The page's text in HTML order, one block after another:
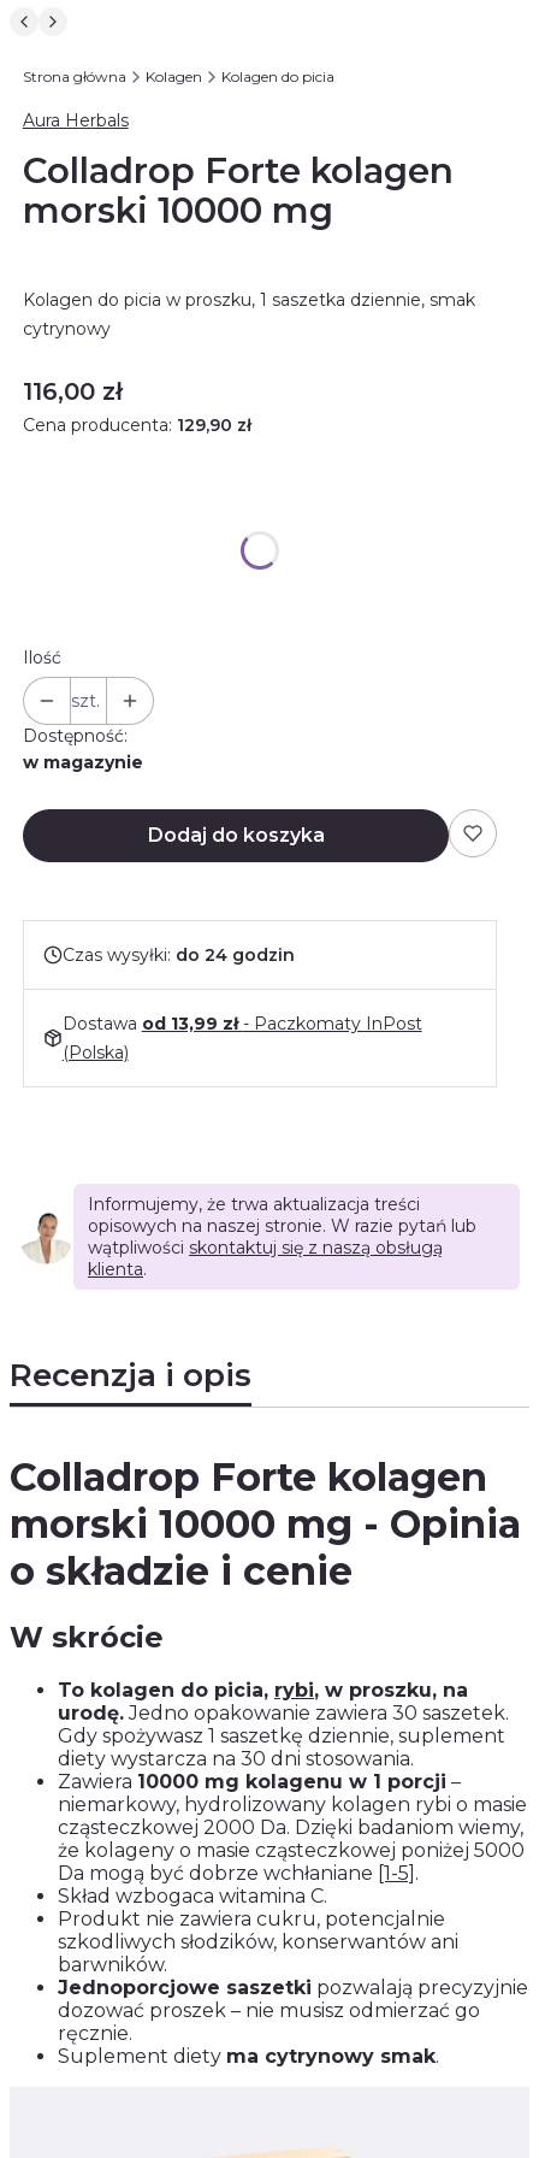
Strona główna Kolagen Kolagen do picia
Aura Herbals
Colladrop Forte kolagen
morski 10000 mg
Kolagen do picia w proszku, 1 saszetka dziennie, smak
cytrynowy
Cena
116,00 zł
Cena producenta: 129,90 zł
Ilość
szt.
Dostępność:
w magazynie
Dodaj do koszyka
Czas wysyłki: do 24 godzin
Dostawa od 13,99 zł- Paczkomaty InPost
(Polska)
Informujemy, że trwa aktualizacja treści
opisowych na naszej stronie. W razie pytań lub
wątpliwości skontaktuj się z naszą obsługą
klienta.
Recenzja i opis
Colladrop Forte kolagen
morski 10000 mg - Opinia
o składzie i cenie
W skrócie
To kolagen do picia, rybi, w proszku, na
urodę.Jedno opakowanie zawiera 30 saszetek.
Gdy spożywasz 1 saszetkę dziennie, suplement
diety wystarcza na 30 dni stosowania.
Zawiera 10000 mg kolagenu w 1 porcji –
niemarkowy, hydrolizowany kolagen rybi o masie
cząsteczkowej 2000 Da. Dzięki badaniom wiemy,
że kolageny o masie cząsteczkowej poniżej 5000
Da mogą być dobrze wchłaniane [1-5] .
Skład wzbogaca witamina C.
Produkt nie zawiera cukru, potencjalnie
szkodliwych słodzików, konserwantów ani
barwników.
Jednoporcjowe saszetki pozwalają precyzyjnie
dozować proszek – nie musisz odmierzać go
ręcznie.
Suplement diety ma cytrynowy smak.